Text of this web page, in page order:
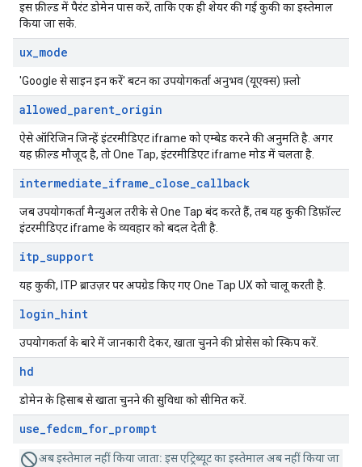
इस फ़ील्ड में पैरंट डोमेन पास करें, ताकि एक ही शेयर की गई कुकी का इस्तेमाल
किया जा सके.
ux_mode
'Google से साइन इन करें' बटन का उपयोगकर्ता अनुभव (यूएक्स) फ़्लो
allowed_parent_origin
ऐसे ऑरिजिन जिन्हें इंटरमीडिएट iframe को एम्बेड करने की अनुमति है. अगर
यह फ़ील्ड मौजूद है, तो One Tap, इंटरमीडिएट iframe मोड में चलता है.
intermediate_iframe_close_callback
जब उपयोगकर्ता मैन्युअल तरीके से One Tap बंद करते हैं, तब यह कुकी डिफ़ॉल्ट
इंटरमीडिएट iframe के व्यवहार को बदल देती है.
itp_support
यह कुकी, ITP ब्राउज़र पर अपग्रेड किए गए One Tap UX को चालू करती है.
login_hint
उपयोगकर्ता के बारे में जानकारी देकर, खाता चुनने की प्रोसेस को स्किप करें.
hd
डोमेन के हिसाब से खाता चुनने की सुविधा को सीमित करें.
use_fedcm_for_prompt
अब इस्तेमाल नहीं किया जाता: इस एट्रिब्यूट का इस्तेमाल अब नहीं किया जा